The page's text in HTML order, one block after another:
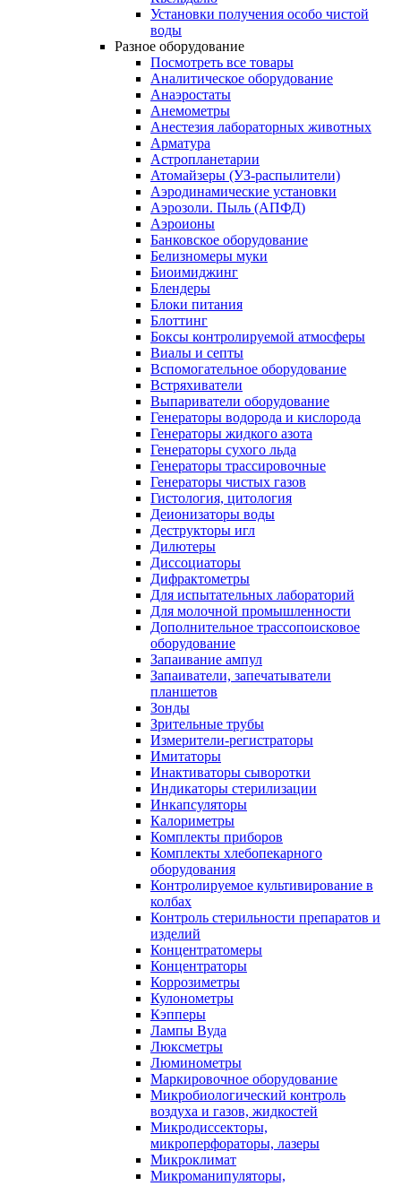
Установки получения особо чистой
воды
Разное оборудование
Посмотреть все товары
Аналитическое оборудование
Анаэростаты
Анемометры
Анестезия лабораторных животных
Арматура
Астропланетарии
Атомайзеры (УЗ-распылители)
Аэродинамические установки
Аэрозоли. Пыль (АПФД)
Аэроионы
Банковское оборудование
Белизномеры муки
Биоимиджинг
Блендеры
Блоки питания
Блоттинг
Боксы контролируемой атмосферы
Виалы и септы
Вспомогательное оборудование
Встряхиватели
Выпариватели оборудование
Генераторы водорода и кислорода
Генераторы жидкого азота
Генераторы сухого льда
Генераторы трассировочные
Генераторы чистых газов
Гистология, цитология
Деионизаторы воды
Деструкторы игл
Дилютеры
Диссоциаторы
Дифрактометры
Для испытательных лабораторий
Для молочной промышленности
Дополнительное трассопоисковое
оборудование
Запаивание ампул
Запаиватели, запечатыватели
планшетов
Зонды
Зрительные трубы
Измерители-регистраторы
Имитаторы
Инактиваторы сыворотки
Индикаторы стерилизации
Инкапсуляторы
Калориметры
Комплекты приборов
Комплекты хлебопекарного
оборудования
Контролируемое культивирование в
колбах
Контроль стерильности препаратов и
изделий
Концентратомеры
Концентраторы
Коррозиметры
Кулонометры
Кэпперы
Лампы Вуда
Люксметры
Люминометры
Маркировочное оборудование
Микробиологический контроль
воздуха и газов, жидкостей
Микродиссекторы,
микроперфораторы, лазеры
Микроклимат
Микроманипуляторы,